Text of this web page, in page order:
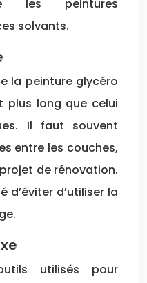
les peintures
solvants.
la peinture glycéro
plus long que celui
Il faut souvent
entre les couches,
de rénovation.
d’éviter d’utiliser la
utilisés pour